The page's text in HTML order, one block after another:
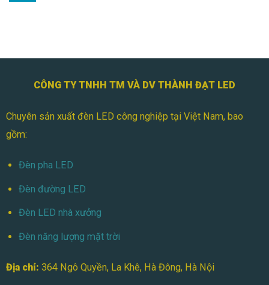
Trường
CÔNG TY TNHH TM VÀ DV THÀNH ĐẠT LED
Chuyên sản xuất đèn LED công nghiệp tại Việt Nam, bao
gồm:
Đèn pha LED
Đèn đường LED
Đèn LED nhà xưởng
Đèn năng lượng mặt trời
Địa chỉ: 364 Ngô Quyền, La Khê, Hà Đông, Hà Nội